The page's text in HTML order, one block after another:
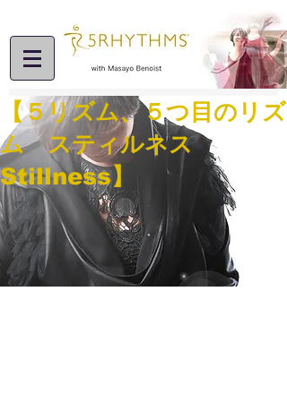
【５リズム、５つ目のリズ
ム スティルネス
Stillness】